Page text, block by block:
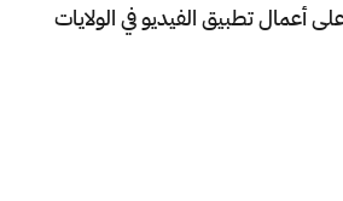
أعمال تطبيق الفيديو في الولايات